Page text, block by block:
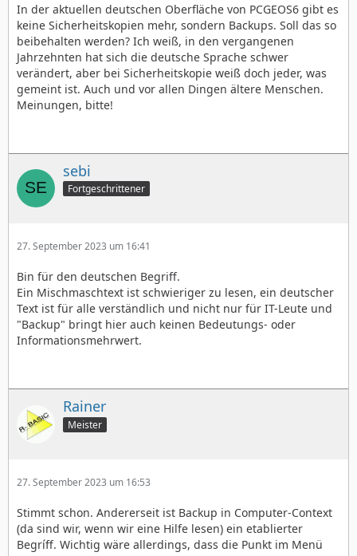
In der aktuellen deutschen Oberfläche von PCGEOS6 gibt es
keine Sicherheitskopien mehr, sondern Backups. Soll das so
beibehalten werden? Ich weiß, in den vergangenen
Jahrzehnten hat sich die deutsche Sprache schwer
verändert, aber bei Sicherheitskopie weiß doch jeder, was
gemeint ist. Auch und vor allen Dingen ältere Menschen.
Meinungen, bitte!
sebi
Fortgeschrittener
27. September 2023 um 16:41
Bin für den deutschen Begriff.
Ein Mischmaschtext ist schwieriger zu lesen, ein deutscher
Text ist für alle verständlich und nicht nur für IT-Leute und
"Backup" bringt hier auch keinen Bedeutungs- oder
Informationsmehrwert.
Rainer
Meister
27. September 2023 um 16:53
Stimmt schon. Andererseit ist Backup in Computer-Context
(da sind wir, wenn wir eine Hilfe lesen) ein etablierter
Begríff. Wichtig wäre allerdings, dass die Punkt im Menü